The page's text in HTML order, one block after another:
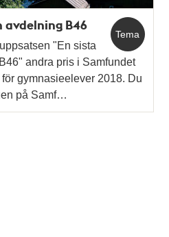
Tema
avdelning B46
"En sista
andra pris i Samfundet
gymnasieelever 2018. Du
på Samf…